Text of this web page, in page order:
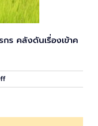
กร คลังดันเรื่องเข้าค
on
มาตรการ